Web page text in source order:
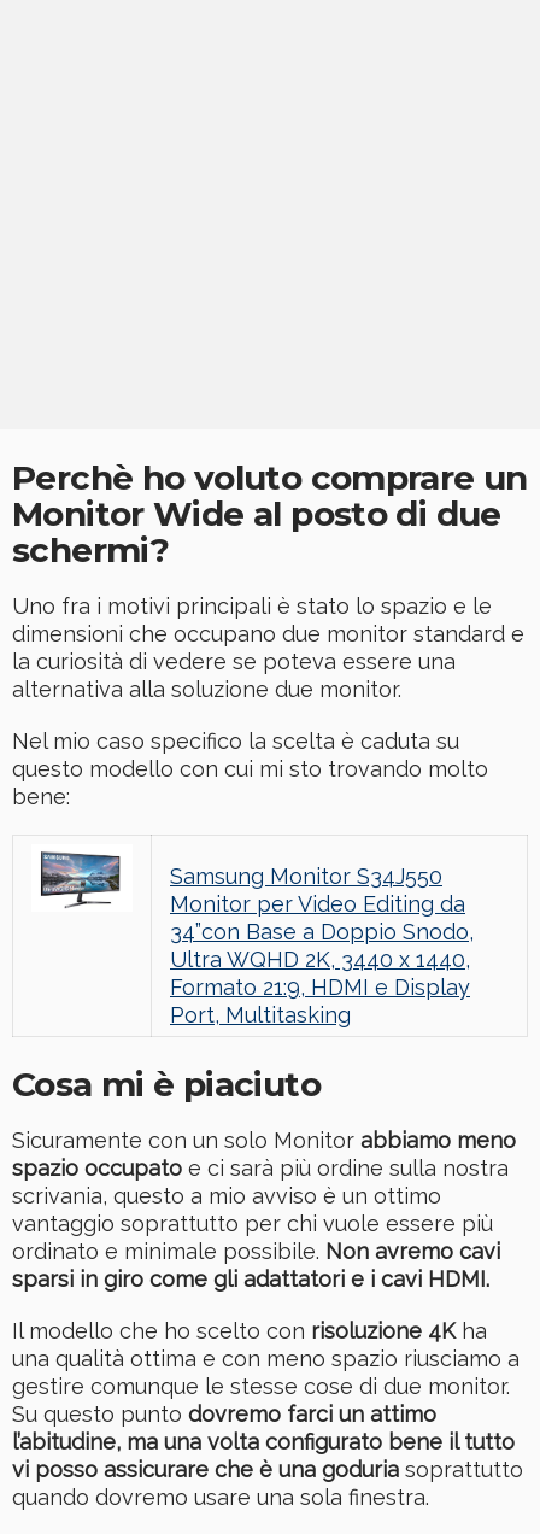
Perchè ho voluto comprare un
Monitor Wide al posto di due
schermi?
Uno fra i motivi principali è stato lo spazio e le
dimensioni che occupano due monitor standard e
la curiosità di vedere se poteva essere una
alternativa alla soluzione due monitor.
Nel mio caso specifico la scelta è caduta su
questo modello con cui mi sto trovando molto
bene:
Samsung Monitor S34J550
Monitor per Video Editing da
34”con Base a Doppio Snodo,
Ultra WQHD 2K, 3440 x 1440,
Formato 21:9, HDMI e Display
Port, Multitasking
Cosa mi è piaciuto
Sicuramente con un solo Monitor abbiamo meno
spazio occupato e ci sarà più ordine sulla nostra
scrivania, questo a mio avviso è un ottimo
vantaggio soprattutto per chi vuole essere più
ordinato e minimale possibile. Non avremo cavi
sparsi in giro come gli adattatori e i cavi HDMI.
Il modello che ho scelto con risoluzione 4Kha
una qualità ottima e con meno spazio riusciamo a
gestire comunque le stesse cose di due monitor.
Su questo punto dovremo farci un attimo
l’abitudine, ma una volta configurato bene il tutto
vi posso assicurare che è una goduria soprattutto
quando dovremo usare una sola finestra.